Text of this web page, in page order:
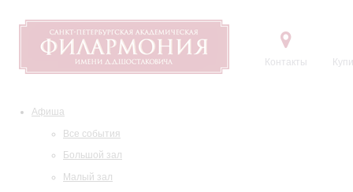
Контакты
Афиша
Все события
Большой зал
Малый зал